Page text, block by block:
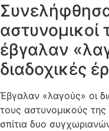
αστυνομικοί
έβγαλαν
διαδοχικές
Έβγαλαν «λαγούς» οι
τους αστυνομικούς
σπίτια δυο